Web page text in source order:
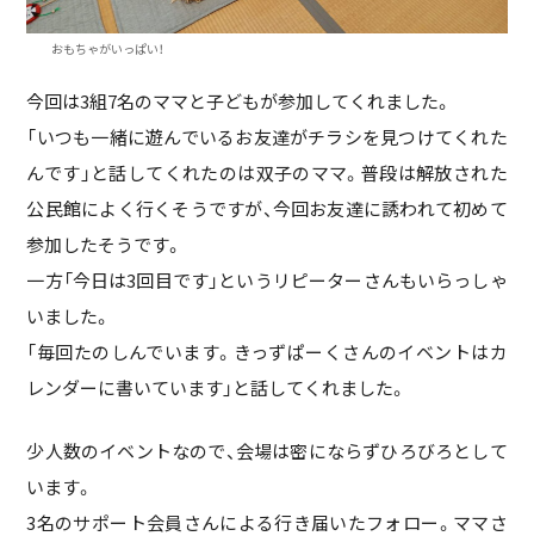
おもちゃがいっぱい！
今回は3組7名のママと子どもが参加してくれました。
「いつも一緒に遊んでいるお友達がチラシを見つけてくれた
んです」と話してくれたのは双子のママ。普段は解放された
公民館によく行くそうですが、今回お友達に誘われて初めて
参加したそうです。
一方「今日は3回目です」というリピーターさんもいらっしゃ
いました。
「毎回たのしんでいます。きっずぱーくさんのイベントはカ
レンダーに書いています」と話してくれました。
少人数のイベントなので、会場は密にならずひろびろとして
います。
3名のサポート会員さんによる行き届いたフォロー。ママさ